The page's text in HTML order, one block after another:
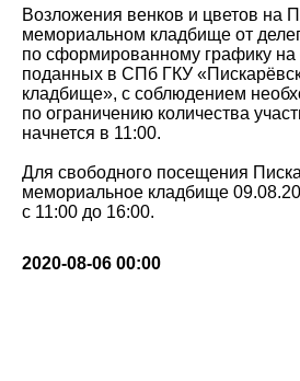
Возложения венков и цветов на
мемориальном кладбище от
по сформированному графику на
поданных в СПб ГКУ
кладбище», с соблюдением
по ограничению количества
начнется в 11:00.
Для свободного посещения
мемориальное кладбище
с 11:00 до 16:00.
2020-08-06 00:00